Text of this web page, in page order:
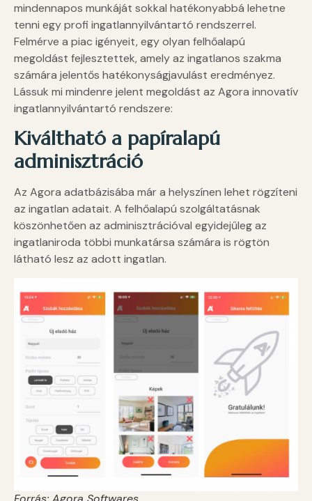
mindennapos munkáját sokkal hatékonyabbá lehetne
tenni egy profi ingatlannyilvántartó rendszerrel.
Felmérve a piac igényeit, egy olyan felhőalapú
megoldást fejlesztettek, amely az ingatlanos szakma
számára jelentős hatékonyságjavulást eredményez.
Lássuk mi mindenre jelent megoldást az Agora innovatív
ingatlannyilvántartó rendszere:
Kiváltható a papíralapú
adminisztráció
Az Agora adatbázisába már a helyszínen lehet rögzíteni
az ingatlan adatait. A felhőalapú szolgáltatásnak
köszönhetően az adminisztrációval egyidejűleg az
ingatlaniroda többi munkatársa számára is rögtön
látható lesz az adott ingatlan.